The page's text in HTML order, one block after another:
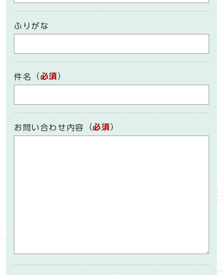
ふりがな
件名 （必須）
お問い合わせ内容 （必須）